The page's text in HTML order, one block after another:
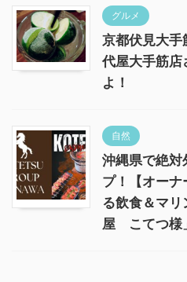
グルメ
京都伏見大手
代屋大手筋店
よ！
自然
沖縄県で絶対
プ！【オー
る飲食＆マ
屋 こてつ様